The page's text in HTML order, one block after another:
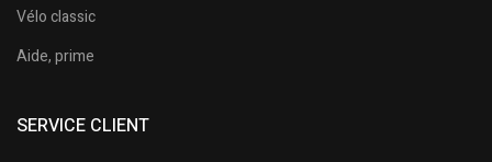
Vélo classic
Aide, prime
SERVICE CLIENT